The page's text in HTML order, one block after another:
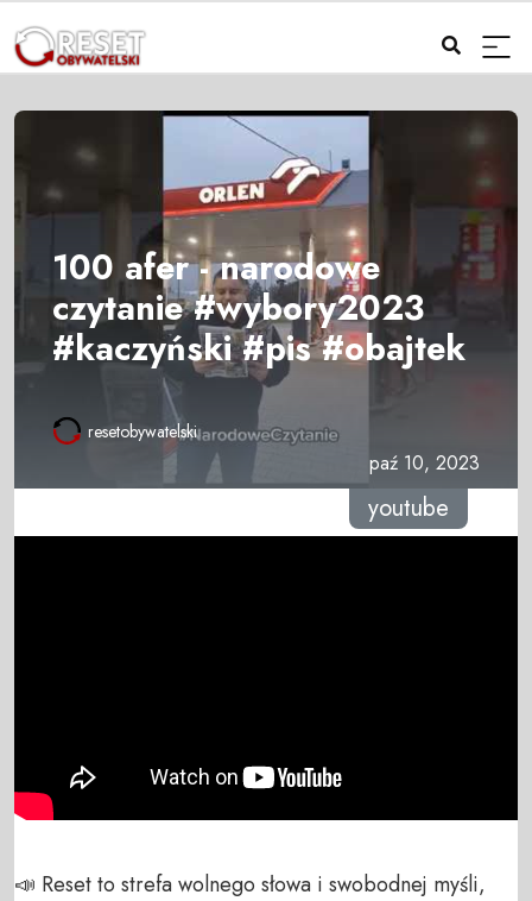
100 afer - narodowe
czytanie #wybory2023
#kaczyński #pis #obajtek
resetobywatelski
paź 10, 2023
youtube
📣 Reset to strefa wolnego słowa i swobodnej myśli,